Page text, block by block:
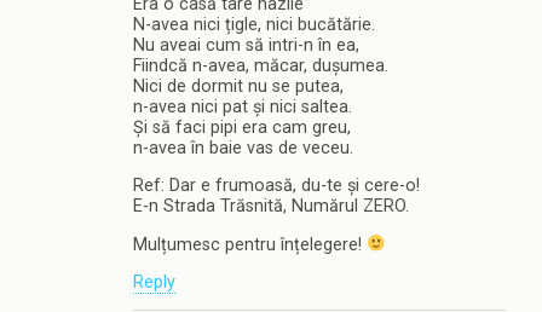
N-avea nici țigle, nici bucătărie.
Nu aveai cum să intri-n în ea,
Fiindcă n-avea, măcar, dușumea.
Nici de dormit nu se putea,
n-avea nici pat și nici saltea.
Și să faci pipi era cam greu,
n-avea în baie vas de veceu.
Ref: Dar e frumoasă, du-te și cere-o!
E-n Strada Trăsnită, Numărul ZERO.
Mulțumesc pentru înțelegere!
Reply